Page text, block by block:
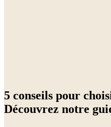
5 conseils pour
Découvrez notre